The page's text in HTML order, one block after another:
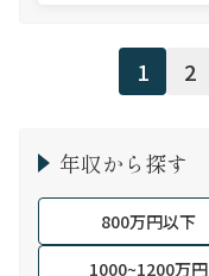
1 2
年収から探す
800万円以下
1000~1200万円